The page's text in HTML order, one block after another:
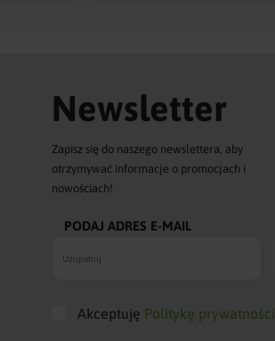
Newsletter
Zapisz się do naszego newslettera, aby
otrzymywać informacje o promocjach i
nowościach!
PODAJ ADRES E-MAIL
Akceptuję Politykę prywatności